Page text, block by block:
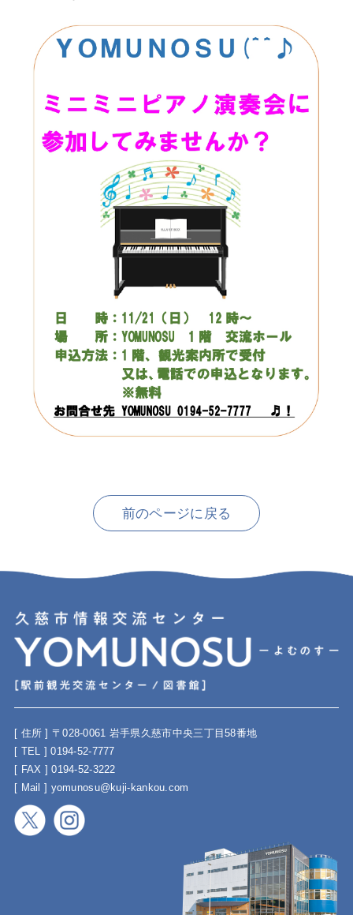
前のページに戻る
[ 住所 ] 〒028-0061 岩手県久慈市中央三丁目58番地
[ TEL ] 0194-52-7777
[ FAX ] 0194-52-3222
[ Mail ] yomunosu@kuji-kankou.com